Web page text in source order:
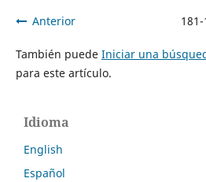
Anterior
También puede Iniciar una
para este artículo.
Idioma
English
Español